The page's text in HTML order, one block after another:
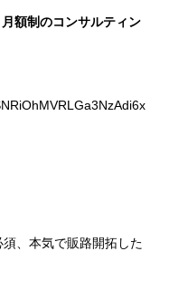
月額制のコンサルティン
、本気で販路開拓した